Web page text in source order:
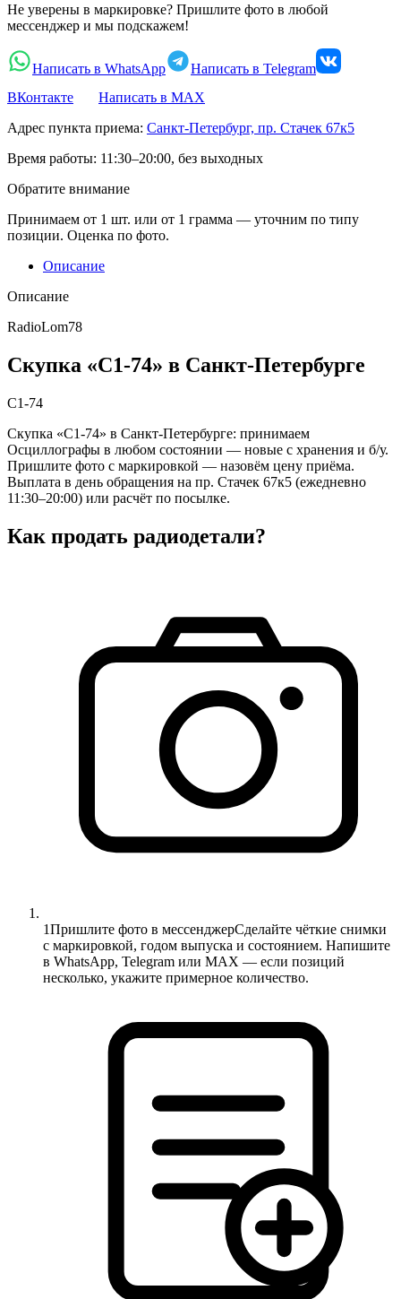
Не уверены в маркировке? Пришлите фото в любой
мессенджер и мы подскажем!
Написать в WhatsApp
Написать в Telegram
ВКонтакте
Написать в MAX
Адрес пункта приема: Санкт-Петербург, пр. Стачек 67к5
Время работы: 11:30–20:00, без выходных
Обратите внимание
Принимаем от 1 шт. или от 1 грамма — уточним по типу
позиции. Оценка по фото.
Описание
Описание
RadioLom78
Скупка «С1-74» в Санкт-Петербурге
С1-74
Скупка «С1-74» в Санкт-Петербурге: принимаем
Осциллографы в любом состоянии — новые с хранения и б/у.
Пришлите фото с маркировкой — назовём цену приёма.
Выплата в день обращения на пр. Стачек 67к5 (ежедневно
11:30–20:00) или расчёт по посылке.
Как продать радиодетали?
1Пришлите фото в мессенджерСделайте чёткие снимки
с маркировкой, годом выпуска и состоянием. Напишите
в WhatsApp, Telegram или MAX — если позиций
несколько, укажите примерное количество.